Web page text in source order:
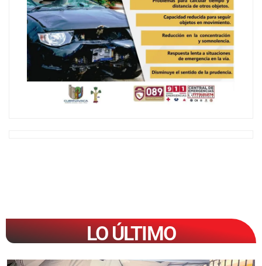
LO ÚLTIMO